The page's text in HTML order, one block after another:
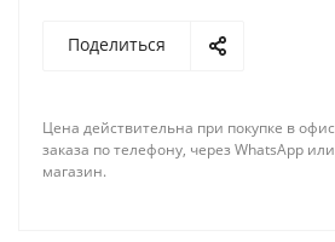
Поделиться
Цена действительна при покупке в
заказа по телефону, через WhatsApp
магазин.